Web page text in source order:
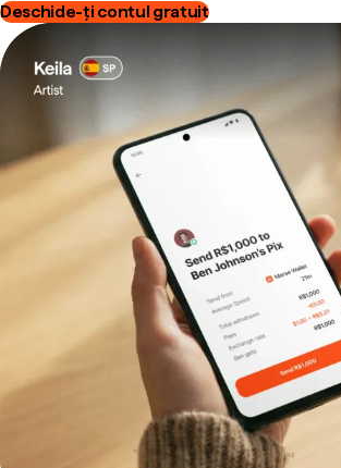
Deschide-ți contul gratuit